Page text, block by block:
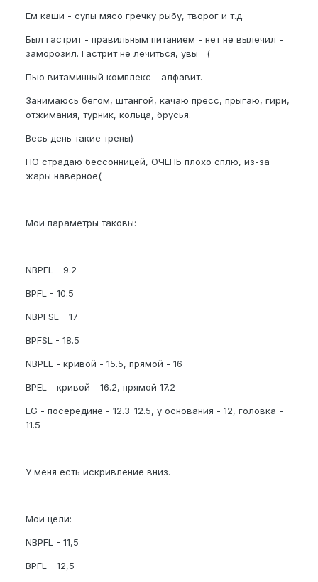
Ем каши - супы мясо гречку рыбу, творог и т.д.
Был гастрит - правильным питанием - нет не вылечил -
заморозил. Гастрит не лечиться, увы =(
Пью витаминный комплекс - алфавит.
Занимаюсь бегом, штангой, качаю пресс, прыгаю, гири,
отжимания, турник, кольца, брусья.
Весь день такие трены)
НО страдаю бессонницей, ОЧЕНЬ плохо сплю, из-за
жары наверное(
Мои параметры таковы:
NBPFL - 9.2
BPFL - 10.5
NBPFSL - 17
BPFSL - 18.5
NBPEL - кривой - 15.5, прямой - 16
BPEL - кривой - 16.2, прямой 17.2
EG - посередине - 12.3-12.5, у основания - 12, головка -
11.5
У меня есть искривление вниз.
Мои цели:
NBPFL - 11,5
BPFL - 12,5